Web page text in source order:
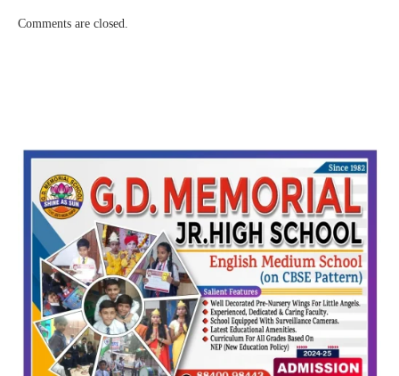
Comments are closed.